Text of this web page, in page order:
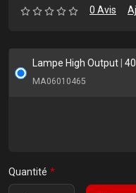
0 Avis
Lampe High Output
MA06010465
Quantité